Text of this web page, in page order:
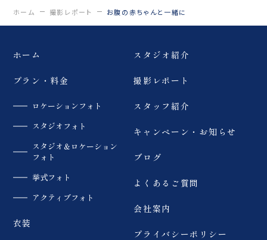
ホーム 撮影レポート お腹の赤ちゃんと一緒に
ホーム
プラン・料金
ロケーションフォト
スタジオフォト
スタジオ＆ロケーション
フォト
挙式フォト
アクティブフォト
衣装
スタジオ紹介
撮影レポート
スタッフ紹介
キャンペーン・お知らせ
ブログ
よくあるご質問
会社案内
プライバシーポリシー